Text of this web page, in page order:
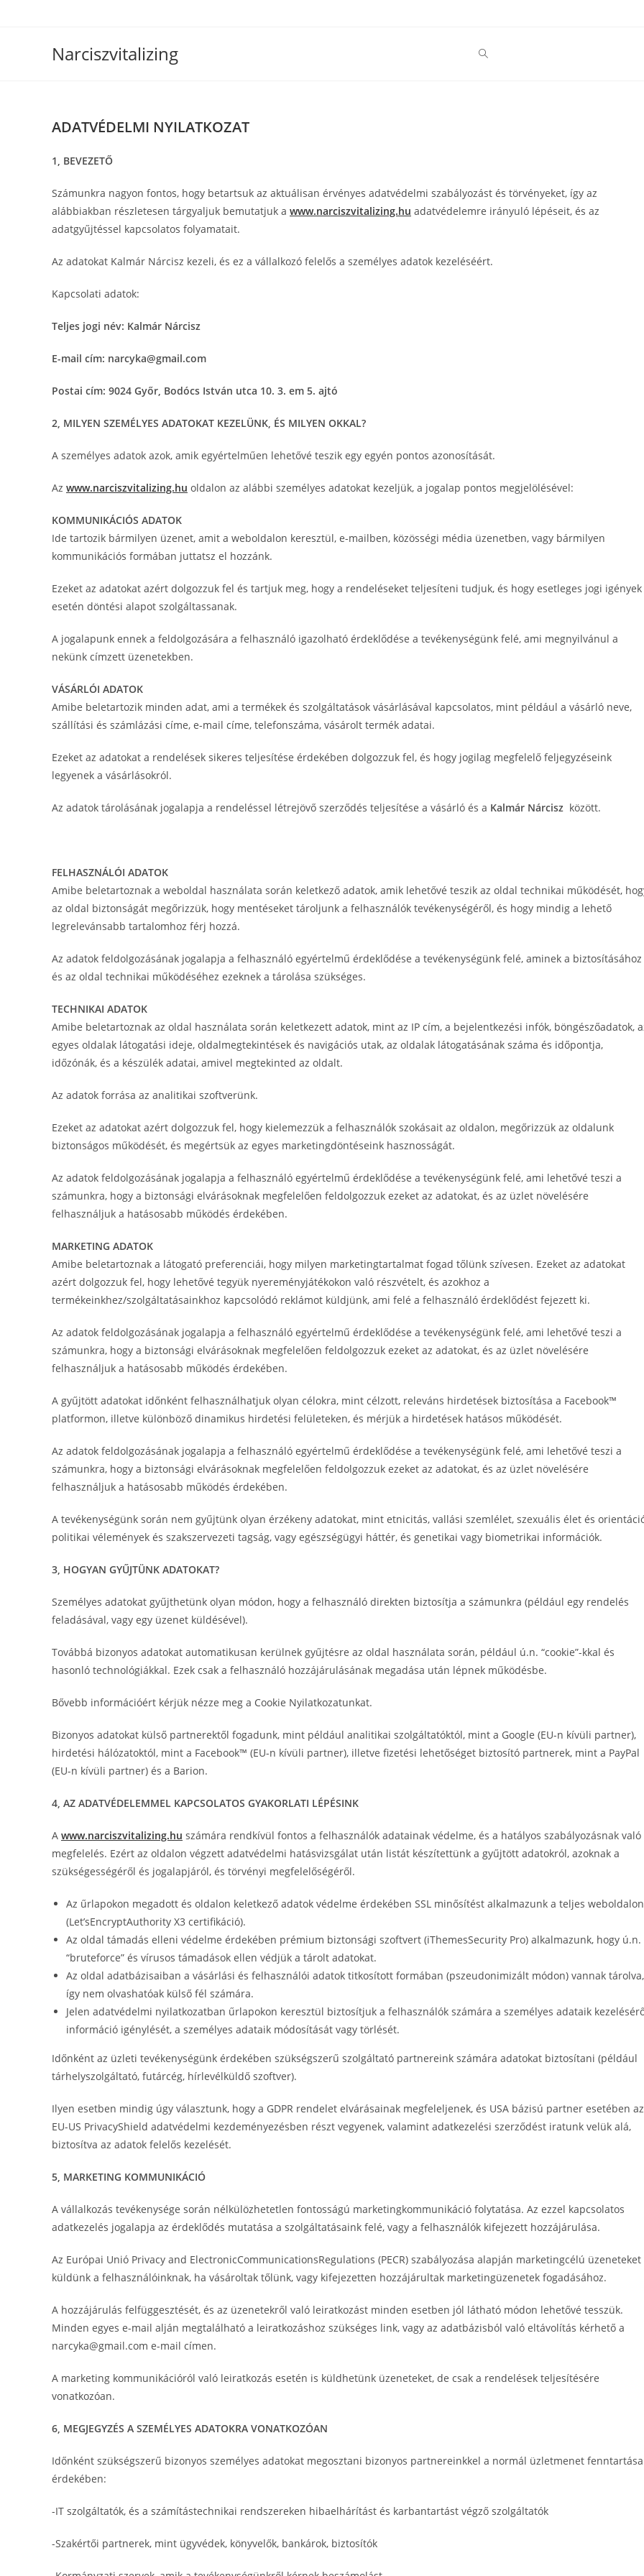
Narciszvitalizing
ADATVÉDELMI NYILATKOZAT
1, BEVEZETŐ
Számunkra nagyon fontos, hogy betartsuk az aktuálisan érvényes adatvédelmi szabályozást és törvényeket, így az
alábbiakban részletesen tárgyaljuk bemutatjuk a www.narciszvitalizing.hu adatvédelemre irányuló lépéseit, és az
adatgyűjtéssel kapcsolatos folyamatait.
Az adatokat Kalmár Nárcisz kezeli, és ez a vállalkozó felelős a személyes adatok kezeléséért.
Kapcsolati adatok:
Teljes jogi név: Kalmár Nárcisz
E-mail cím: narcyka@gmail.com
Postai cím: 9024 Győr, Bodócs István utca 10. 3. em 5. ajtó
2, MILYEN SZEMÉLYES ADATOKAT KEZELÜNK, ÉS MILYEN OKKAL?
A személyes adatok azok, amik egyértelműen lehetővé teszik egy egyén pontos azonosítását.
Az www.narciszvitalizing.hu oldalon az alábbi személyes adatokat kezeljük, a jogalap pontos megjelölésével:
KOMMUNIKÁCIÓS ADATOK
Ide tartozik bármilyen üzenet, amit a weboldalon keresztül, e-mailben, közösségi média üzenetben, vagy bármilyen
kommunikációs formában juttatsz el hozzánk.
Ezeket az adatokat azért dolgozzuk fel és tartjuk meg, hogy a rendeléseket teljesíteni tudjuk, és hogy esetleges jogi igények
esetén döntési alapot szolgáltassanak.
A jogalapunk ennek a feldolgozására a felhasználó igazolható érdeklődése a tevékenységünk felé, ami megnyilvánul a
nekünk címzett üzenetekben.
VÁSÁRLÓI ADATOK
Amibe beletartozik minden adat, ami a termékek és szolgáltatások vásárlásával kapcsolatos, mint például a vásárló neve,
szállítási és számlázási címe, e-mail címe, telefonszáma, vásárolt termék adatai.
Ezeket az adatokat a rendelések sikeres teljesítése érdekében dolgozzuk fel, és hogy jogilag megfelelő feljegyzéseink
legyenek a vásárlásokról.
Az adatok tárolásának jogalapja a rendeléssel létrejövő szerződés teljesítése a vásárló és a Kalmár Nárcisz között.
FELHASZNÁLÓI ADATOK
Amibe beletartoznak a weboldal használata során keletkező adatok, amik lehetővé teszik az oldal technikai működését,
az oldal biztonságát megőrizzük, hogy mentéseket tároljunk a felhasználók tevékenységéről, és hogy mindig a lehető
legrelevánsabb tartalomhoz férj hozzá.
Az adatok feldolgozásának jogalapja a felhasználó egyértelmű érdeklődése a tevékenységünk felé, aminek a biztosításához
és az oldal technikai működéséhez ezeknek a tárolása szükséges.
TECHNIKAI ADATOK
Amibe beletartoznak az oldal használata során keletkezett adatok, mint az IP cím, a bejelentkezési infók, böngészőadatok,
egyes oldalak látogatási ideje, oldalmegtekintések és navigációs utak, az oldalak látogatásának száma és időpontja,
időzónák, és a készülék adatai, amivel megtekinted az oldalt.
Az adatok forrása az analitikai szoftverünk.
Ezeket az adatokat azért dolgozzuk fel, hogy kielemezzük a felhasználók szokásait az oldalon, megőrizzük az oldalunk
biztonságos működését, és megértsük az egyes marketingdöntéseink hasznosságát.
Az adatok feldolgozásának jogalapja a felhasználó egyértelmű érdeklődése a tevékenységünk felé, ami lehetővé teszi a
számunkra, hogy a biztonsági elvárásoknak megfelelően feldolgozzuk ezeket az adatokat, és az üzlet növelésére
felhasználjuk a hatásosabb működés érdekében.
MARKETING ADATOK
Amibe beletartoznak a látogató preferenciái, hogy milyen marketingtartalmat fogad tőlünk szívesen. Ezeket az adatokat
azért dolgozzuk fel, hogy lehetővé tegyük nyereményjátékokon való részvételt, és azokhoz a
termékeinkhez/szolgáltatásainkhoz kapcsolódó reklámot küldjünk, ami felé a felhasználó érdeklődést fejezett ki.
Az adatok feldolgozásának jogalapja a felhasználó egyértelmű érdeklődése a tevékenységünk felé, ami lehetővé teszi a
számunkra, hogy a biztonsági elvárásoknak megfelelően feldolgozzuk ezeket az adatokat, és az üzlet növelésére
felhasználjuk a hatásosabb működés érdekében.
A gyűjtött adatokat időnként felhasználhatjuk olyan célokra, mint célzott, releváns hirdetések biztosítása a Facebook™
platformon, illetve különböző dinamikus hirdetési felületeken, és mérjük a hirdetések hatásos működését.
Az adatok feldolgozásának jogalapja a felhasználó egyértelmű érdeklődése a tevékenységünk felé, ami lehetővé teszi a
számunkra, hogy a biztonsági elvárásoknak megfelelően feldolgozzuk ezeket az adatokat, és az üzlet növelésére
felhasználjuk a hatásosabb működés érdekében.
A tevékenységünk során nem gyűjtünk olyan érzékeny adatokat, mint etnicitás, vallási szemlélet, szexuális élet és
politikai vélemények és szakszervezeti tagság, vagy egészségügyi háttér, és genetikai vagy biometrikai információk.
3, HOGYAN GYŰJTÜNK ADATOKAT?
Személyes adatokat gyűjthetünk olyan módon, hogy a felhasználó direkten biztosítja a számunkra (például egy rendelés
feladásával, vagy egy üzenet küldésével).
Továbbá bizonyos adatokat automatikusan kerülnek gyűjtésre az oldal használata során, például ú.n. “cookie”-kkal és
hasonló technológiákkal. Ezek csak a felhasználó hozzájárulásának megadása után lépnek működésbe.
Bővebb információért kérjük nézze meg a Cookie Nyilatkozatunkat.
Bizonyos adatokat külső partnerektől fogadunk, mint például analitikai szolgáltatóktól, mint a Google (EU-n kívüli partner),
hirdetési hálózatoktól, mint a Facebook™ (EU-n kívüli partner), illetve fizetési lehetőséget biztosító partnerek, mint a PayPal
(EU-n kívüli partner) és a Barion.
4, AZ ADATVÉDELEMMEL KAPCSOLATOS GYAKORLATI LÉPÉSINK
A www.narciszvitalizing.hu számára rendkívül fontos a felhasználók adatainak védelme, és a hatályos szabályozásnak való
megfelelés. Ezért az oldalon végzett adatvédelmi hatásvizsgálat után listát készítettünk a gyűjtött adatokról, azoknak a
szükségességéről és jogalapjáról, és törvényi megfelelőségéről.
Az űrlapokon megadott és oldalon keletkező adatok védelme érdekében SSL minősítést alkalmazunk a teljes weboldalon
(Let’sEncryptAuthority X3 certifikáció).
Az oldal támadás elleni védelme érdekében prémium biztonsági szoftvert (iThemesSecurity Pro) alkalmazunk, hogy ú.n.
“bruteforce” és vírusos támadások ellen védjük a tárolt adatokat.
Az oldal adatbázisaiban a vásárlási és felhasználói adatok titkosított formában (pszeudonimizált módon) vannak tárolva,
így nem olvashatóak külső fél számára.
Jelen adatvédelmi nyilatkozatban űrlapokon keresztül biztosítjuk a felhasználók számára a személyes adataik
információ igénylését, a személyes adataik módosítását vagy törlését.
Időnként az üzleti tevékenységünk érdekében szükségszerű szolgáltató partnereink számára adatokat biztosítani (például
tárhelyszolgáltató, futárcég, hírlevélküldő szoftver).
Ilyen esetben mindig úgy választunk, hogy a GDPR rendelet elvárásainak megfeleljenek, és USA bázisú partner esetében az
EU-US PrivacyShield adatvédelmi kezdeményezésben részt vegyenek, valamint adatkezelési szerződést iratunk velük alá,
biztosítva az adatok felelős kezelését.
5, MARKETING KOMMUNIKÁCIÓ
A vállalkozás tevékenysége során nélkülözhetetlen fontosságú marketingkommunikáció folytatása. Az ezzel kapcsolatos
adatkezelés jogalapja az érdeklődés mutatása a szolgáltatásaink felé, vagy a felhasználók kifejezett hozzájárulása.
Az Európai Unió Privacy and ElectronicCommunicationsRegulations (PECR) szabályozása alapján marketingcélú üzeneteket
küldünk a felhasználóinknak, ha vásároltak tőlünk, vagy kifejezetten hozzájárultak marketingüzenetek fogadásához.
A hozzájárulás felfüggesztését, és az üzenetekről való leiratkozást minden esetben jól látható módon lehetővé tesszük.
Minden egyes e-mail alján megtalálható a leiratkozáshoz szükséges link, vagy az adatbázisból való eltávolítás kérhető a
narcyka@gmail.com e-mail címen.
A marketing kommunikációról való leiratkozás esetén is küldhetünk üzeneteket, de csak a rendelések teljesítésére
vonatkozóan.
6, MEGJEGYZÉS A SZEMÉLYES ADATOKRA VONATKOZÓAN
Időnként szükségszerű bizonyos személyes adatokat megosztani bizonyos partnereinkkel a normál üzletmenet fenntartása
érdekében:
-IT szolgáltatók, és a számítástechnikai rendszereken hibaelhárítást és karbantartást végző szolgáltatók
-Szakértői partnerek, mint ügyvédek, könyvelők, bankárok, biztosítók